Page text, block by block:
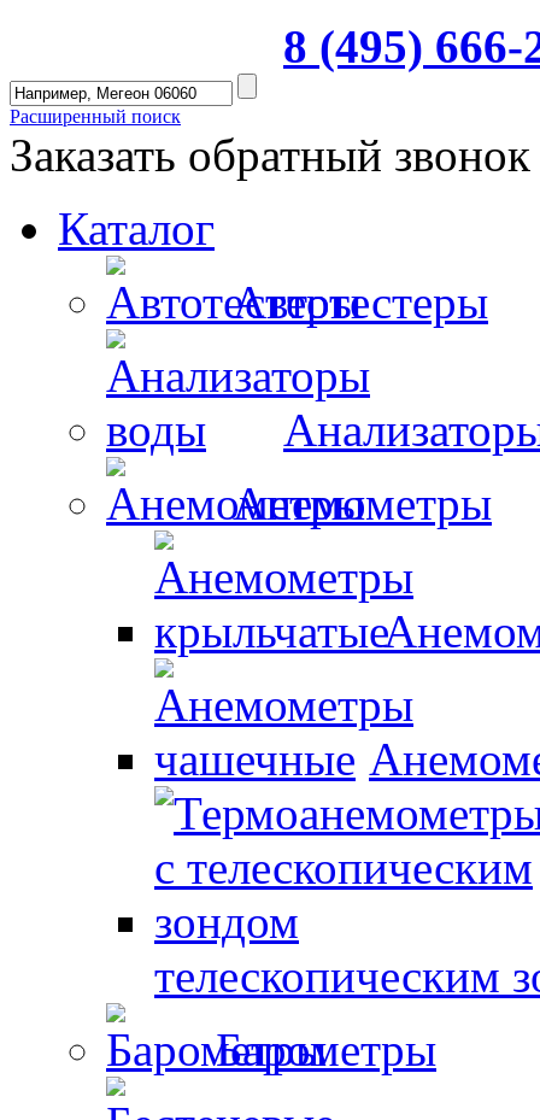
8 (495)
Расширенный поиск
Заказать обратный звонок
Каталог
Автотестеры
Анемометры
телескопическим
Барометры